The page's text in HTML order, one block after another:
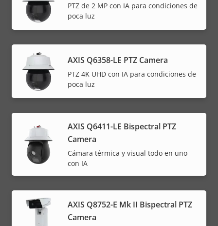
PTZ de 2 MP con IA para condiciones de
poca luz
AXIS Q6358-LE PTZ Camera
PTZ 4K UHD con IA para condiciones de
poca luz
AXIS Q6411-LE Bispectral PTZ
Camera
Cámara térmica y visual todo en uno
con IA
AXIS Q8752-E Mk II Bispectral PTZ
Camera